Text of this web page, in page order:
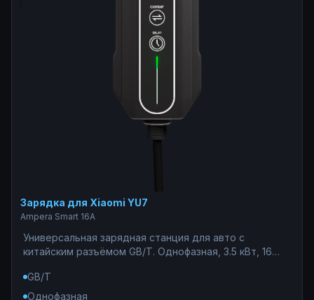
Зарядка для Xiaomi YU7
Ampera Smart 16A
Универсальная зарядная станция для авто с
китайским разъёмом GB/T. Однофазная, 3.5 кВт, 16
ограниченной мощностью. Подходит для дач и
гаражей со слабой проводкой. WiFi-управление и
GB/T
Однофазная